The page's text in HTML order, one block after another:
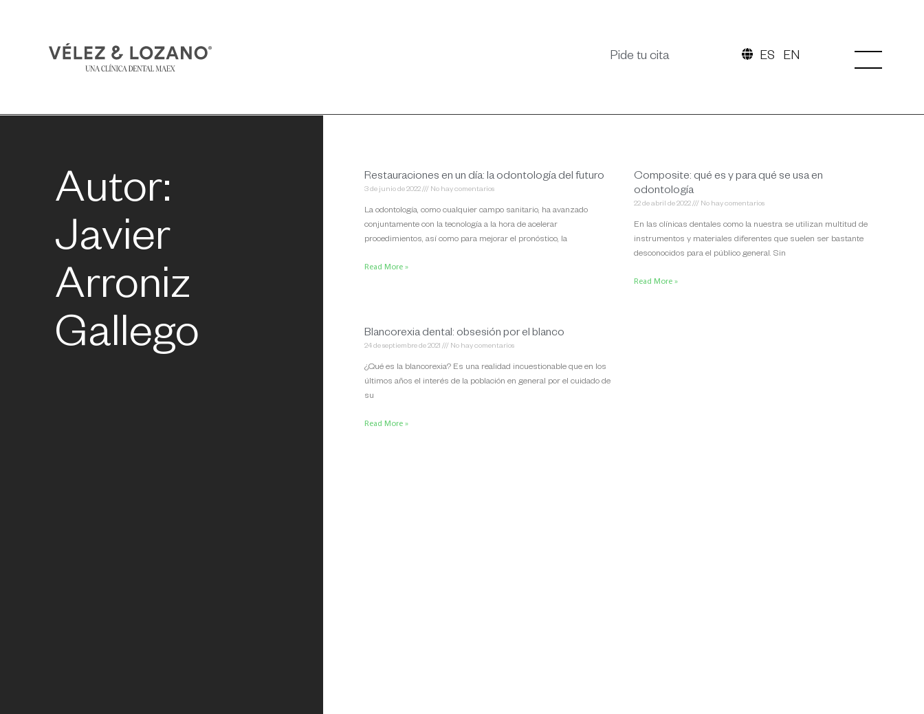
Pide tu cita ES EN
Autor:
Javier
Arroniz
Gallego
Restauraciones en un día: la odontología del futuro
3 de junio de 2022 No hay comentarios
La odontología, como cualquier campo sanitario, ha avanzado
conjuntamente con la tecnología a la hora de acelerar
procedimientos, así como para mejorar el pronóstico, la
Read More »
Composite: qué es y para qué se usa en
odontología
22 de abril de 2022 No hay comentarios
En las clínicas dentales como la nuestra se utilizan multitud de
instrumentos y materiales diferentes que suelen ser bastante
desconocidos para el público general. Sin
Read More »
Blancorexia dental: obsesión por el blanco
24 de septiembre de 2021 No hay comentarios
¿Qué es la blancorexia? Es una realidad incuestionable que en los
últimos años el interés de la población en general por el cuidado de
su
Read More »